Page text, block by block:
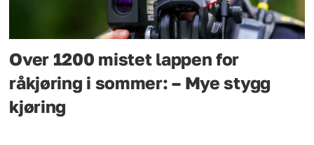
Over 1200 mistet lappen for
råkjøring i sommer: – Mye stygg
kjøring